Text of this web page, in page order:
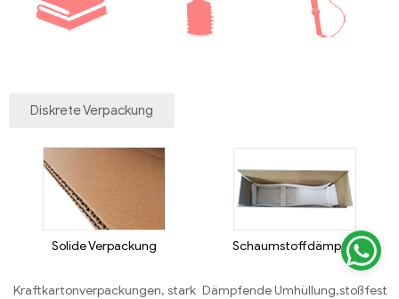
Diskrete Verpackung
Solide Verpackung
Kraftkartonverpackungen, stark
Schaumstoffdämpfer
Dämpfende Umhüllung,stoßfest